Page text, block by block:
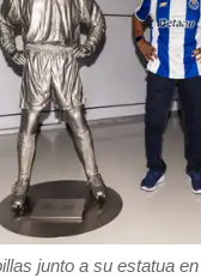
junto a su estatua